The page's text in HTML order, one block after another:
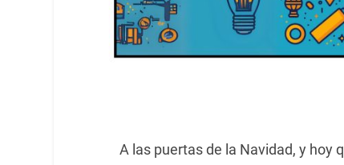
A las puertas de la Navidad, y hoy